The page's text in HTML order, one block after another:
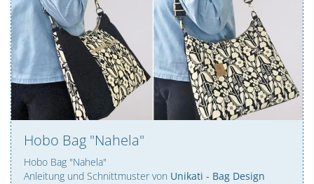
Hobo Bag "Nahela"
Hobo Bag "Nahela"
Anleitung und Schnittmuster von Unikati - Bag Design